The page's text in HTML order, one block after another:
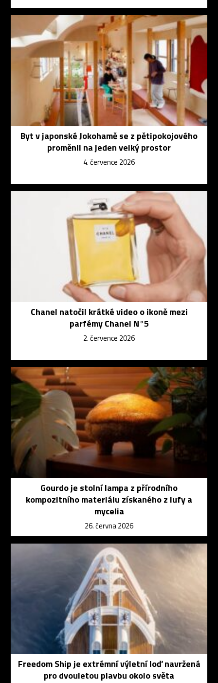
Byt v japonské Jokohamě se z pětipokojového
proměnil na jeden velký prostor
4. července 2026
Chanel natočil krátké video o ikoně mezi
parfémy Chanel N°5
2. července 2026
Gourdo je stolní lampa z přírodního
kompozitního materiálu získaného z lufy a
mycelia
26. června 2026
Freedom Ship je extrémní výletní loď navržená
pro dvouletou plavbu okolo světa